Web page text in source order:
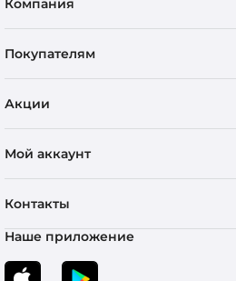
Компания
Покупателям
Акции
Мой аккаунт
Контакты
Наше приложение